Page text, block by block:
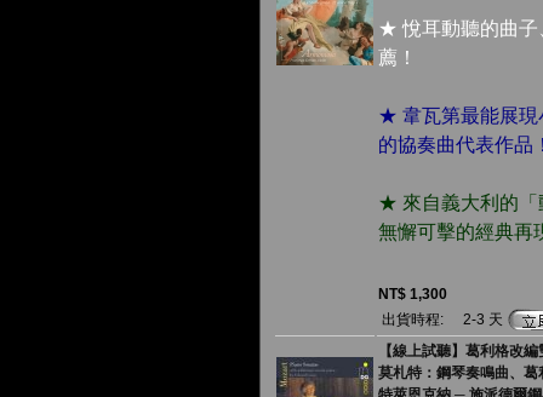
★ 悅耳動聽的曲子
薦！
★ 韋瓦第最能展現
的協奏曲代表作品
★ 來自義大利的「
無懈可擊的經典再
NT$ 1,300
出貨時程:
2-3 天
【線上試聽】葛利格改
莫札特：鋼琴奏鳴曲、